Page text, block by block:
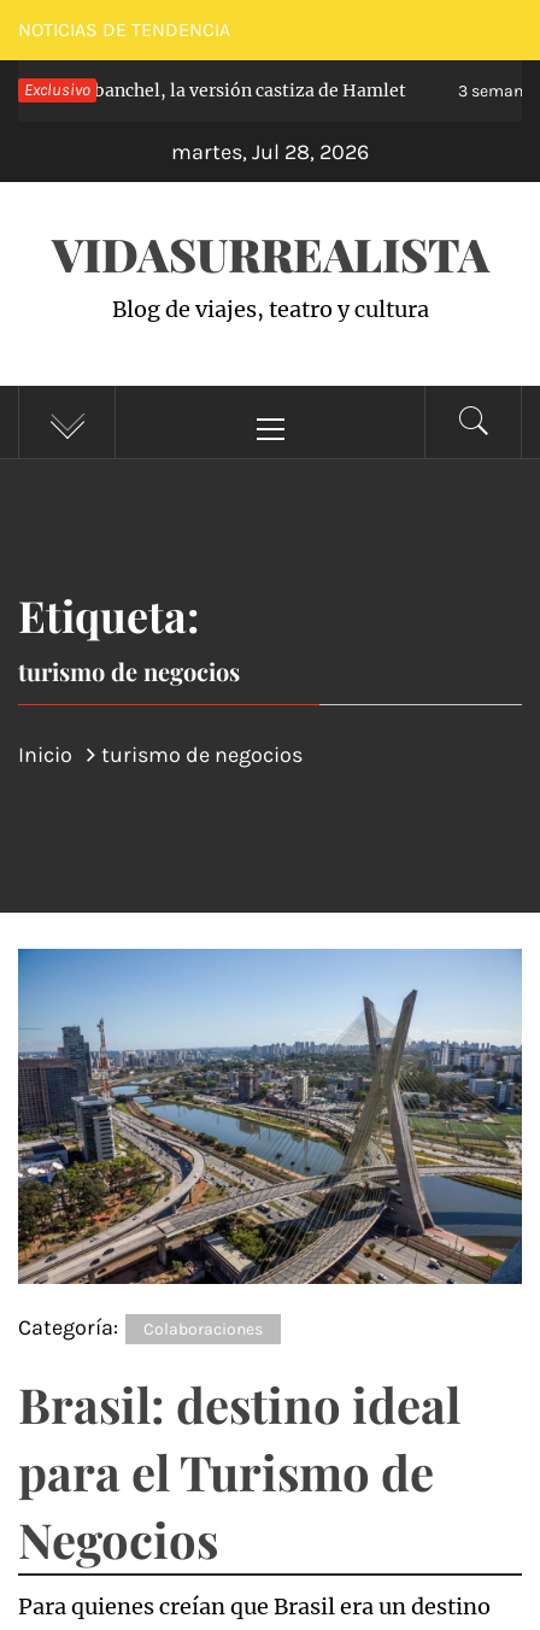
Saltar
al
contenido
NOTICIAS DE TENDENCIA
Exclusivo
de Carabanchel, la versión castiza de Hamlet 3 semanas
martes, Jul 28, 2026
VIDASURREALISTA
Blog de viajes, teatro y cultura
principal
Etiqueta:
turismo de negocios
Inicio turismo de negocios
Categoría: Colaboraciones
Brasil: destino ideal
para el Turismo de
Negocios
Para quienes creían que Brasil era un destino